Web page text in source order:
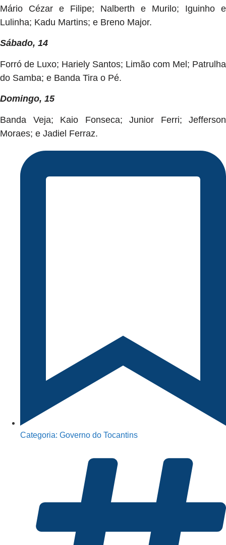
Mário Cézar e Filipe; Nalberth e Murilo; Iguinho e
Lulinha; Kadu Martins; e Breno Major.
Sábado, 14
Forró de Luxo; Hariely Santos; Limão com Mel; Patrulha
do Samba; e Banda Tira o Pé.
Domingo, 15
Banda Veja; Kaio Fonseca; Junior Ferri; Jefferson
Moraes; e Jadiel Ferraz.
Categoria: Governo do Tocantins